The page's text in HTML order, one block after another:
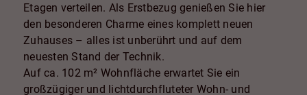
Etagen verteilen. Als Erstbezug genießen Sie hier
den besonderen Charme eines komplett neuen
Zuhauses – alles ist unberührt und auf dem
neuesten Stand der Technik.
Auf ca. 102 m² Wohnfläche erwartet Sie ein
großzügiger und lichtdurchfluteter Wohn- und